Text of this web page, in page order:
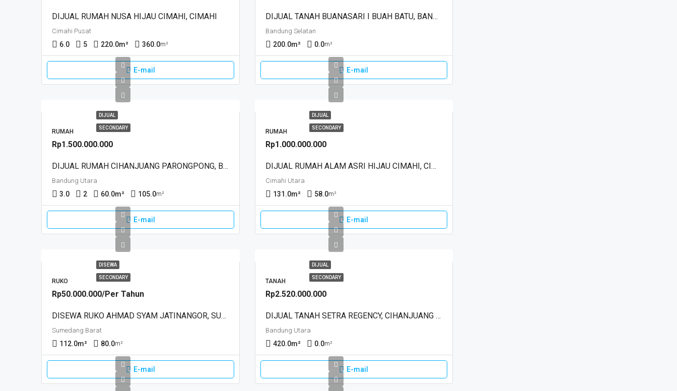
DIJUAL RUMAH NUSA HIJAU CIMAHI, CIMAHI
Cimahi Pusat
6.0 5 220.0m² 360.0m²
E-mail
DIJUAL TANAH BUANASARI I BUAH BATU, BANDUNG
Bandung Selatan
200.0m² 0.0m²
E-mail
DIJUAL
SECONDARY
RUMAH
Rp1.500.000.000
DIJUAL RUMAH CIHANJUANG PARONGPONG, BANDUNG
Bandung Utara
3.0 2 60.0m² 105.0m²
E-mail
DIJUAL
SECONDARY
RUMAH
Rp1.000.000.000
DIJUAL RUMAH ALAM ASRI HIJAU CIMAHI, CIMAHI
Cimahi Utara
131.0m² 58.0m²
E-mail
DISEWA
SECONDARY
RUKO
Rp50.000.000/Per Tahun
DISEWA RUKO AHMAD SYAM JATINANGOR, SUMEDANG
Sumedang Barat
112.0m² 80.0m²
E-mail
DIJUAL
SECONDARY
TANAH
Rp2.520.000.000
DIJUAL TANAH SETRA REGENCY, CIHANJUANG PARONGPONG, BANDUNG
Bandung Utara
420.0m² 0.0m²
E-mail